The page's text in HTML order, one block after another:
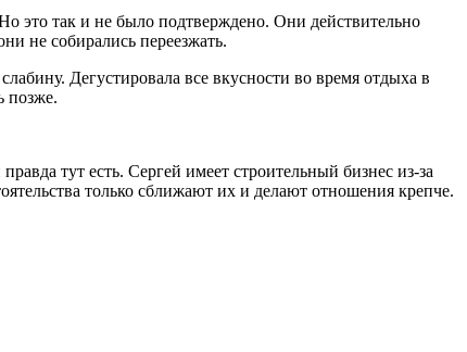
это так и не было подтверждено. Они действительно
не собирались переезжать.
Дегустировала все вкусности во время отдыха в
позже.
тут есть. Сергей имеет строительный бизнес из-за
только сближают их и делают отношения крепче.